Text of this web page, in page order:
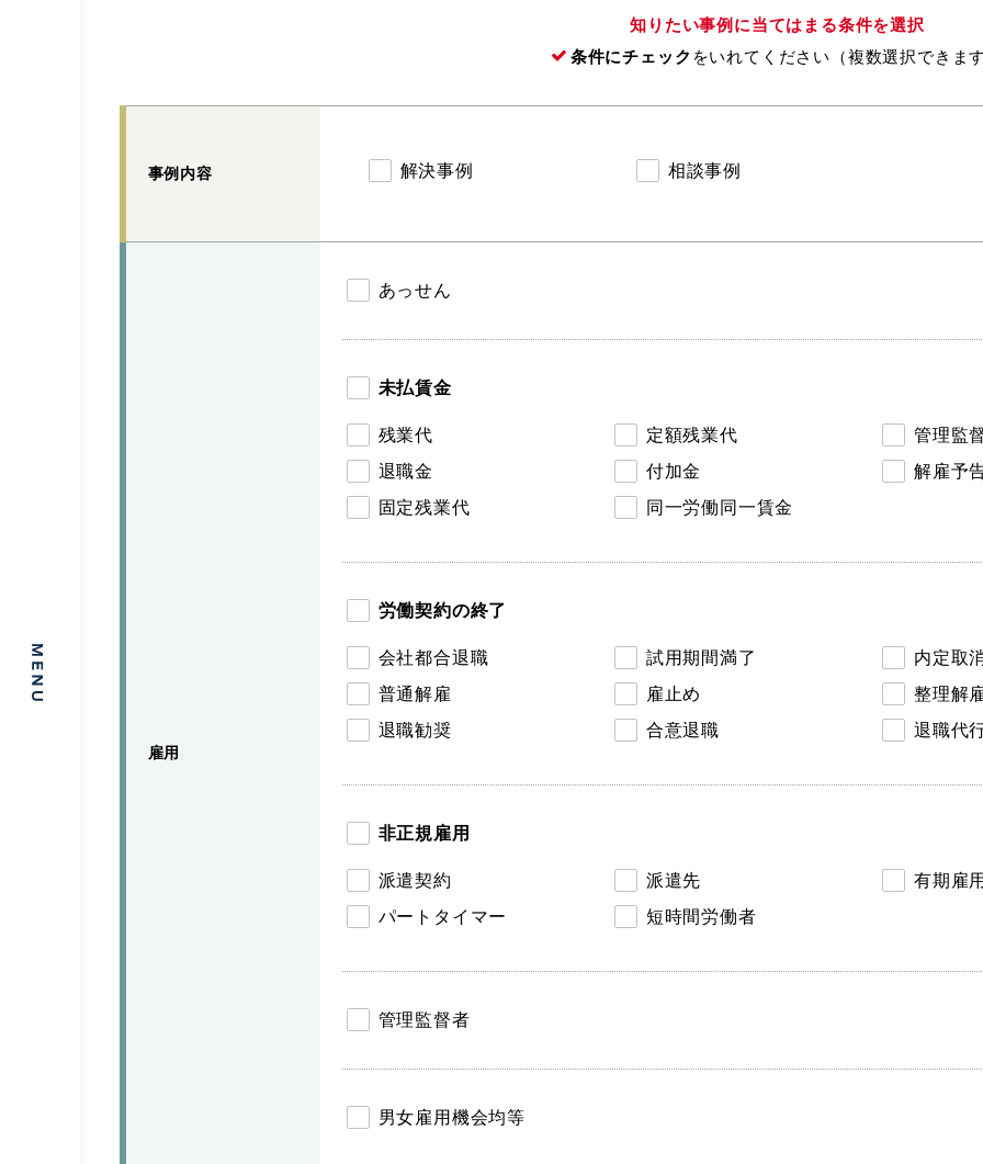
知りたい事例に当てはまる条件を選択
条件にチェック をいれてください（複数選択できま
事例内容 解決事例 相談事例
雇用
あっせん
未払賃金
残業代 定額残業代
管理監
退職金
付加金
解雇予
固定残業代
同一労働同一賃金
労働契約の終了
会社都合退職 試用期間満了
内定取
普通解雇
雇止め
整理解
退職勧奨
合意退職 退職代
非正規雇用
派遣契約 派遣先
有期雇
パートタイマー
短時間労働者
管理監督者
男女雇用機会均等